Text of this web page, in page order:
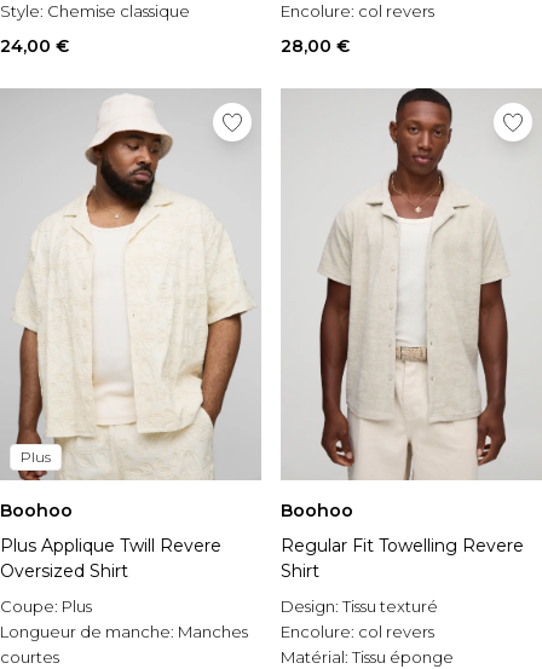
Style: Chemise classique
24,00 €
Encolure: col revers
28,00 €
Plus
Boohoo
Plus Applique Twill Revere
Oversized Shirt
Coupe: Plus
Longueur de manche: Manches
courtes
Boohoo
Regular Fit Towelling Revere
Shirt
Design:Tissu texturé
Encolure: col revers
Matérial:Tissu éponge